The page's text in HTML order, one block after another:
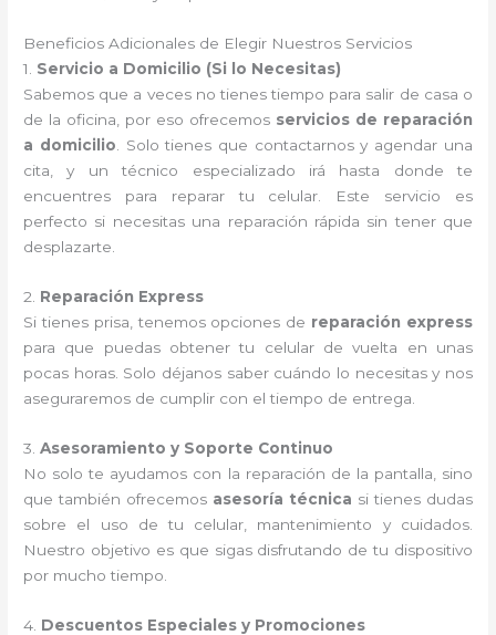
Beneficios Adicionales de Elegir Nuestros Servicios
1. Servicio a Domicilio (Si lo Necesitas)
Sabemos que a veces no tienes tiempo para salir de casa o
de la oficina, por eso ofrecemos servicios de reparación
a domicilio . Solo tienes que contactarnos y agendar una
cita, y un técnico especializado irá hasta donde te
encuentres para reparar tu celular. Este servicio es
perfecto si necesitas una reparación rápida sin tener que
desplazarte.
2. Reparación Express
Si tienes prisa, tenemos opciones de reparación express
para que puedas obtener tu celular de vuelta en unas
pocas horas. Solo déjanos saber cuándo lo necesitas y nos
aseguraremos de cumplir con el tiempo de entrega.
3.Asesoramiento y Soporte Continuo
No solo te ayudamos con la reparación de la pantalla, sino
que también ofrecemos asesoría técnica si tienes dudas
sobre el uso de tu celular, mantenimiento y cuidados.
Nuestro objetivo es que sigas disfrutando de tu dispositivo
por mucho tiempo.
4. Descuentos Especiales y Promociones